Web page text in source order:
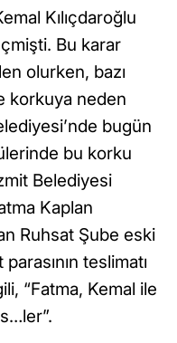
Kılıçdaroğlu
Bu karar
olurken, bazı
korkuya neden
bugün
bu korku
Belediyesi
Kaplan
Ruhsat Şube eski
teslimatı
“Fatma, Kemal ile